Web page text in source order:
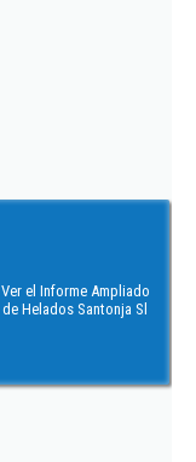
Ver el Informe Ampliado
de Helados Santonja Sl